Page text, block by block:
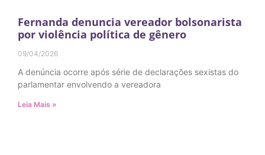
Fernanda denuncia vereador bolsonarista
por violência política de gênero
09/04/2026
A denúncia ocorre após série de declarações sexistas do
parlamentar envolvendo a vereadora
Leia Mais »